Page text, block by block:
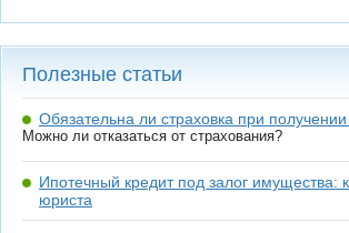
Полезные статьи
Обязательна ли страховка при
Можно ли отказаться от страхования?
Ипотечный кредит под залог имущества:
юриста